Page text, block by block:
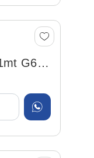
G63